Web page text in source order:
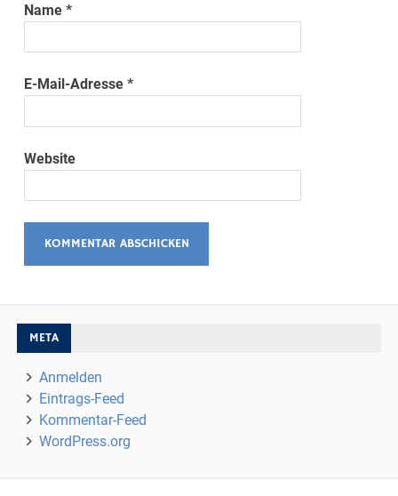
Name*
E-Mail-Adresse*
Website
META
Anmelden
Eintrags-Feed
Kommentar-Feed
WordPress.org